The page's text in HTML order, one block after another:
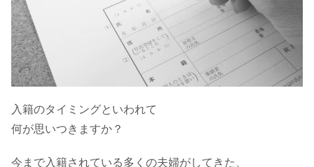
入籍の報告をメールでするなら必見！
例文を相手別で紹介！
婚姻届で本籍地が変更できる！人気の
場所は
入籍のタイミングといわれて
何が思いつきますか？
今まで入籍されている多くの夫婦がしてきた、